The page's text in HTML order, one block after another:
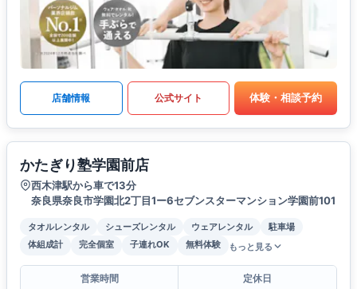
店舗情報 公式サイト 体験・相談予約
かたぎり塾学園前店
西木津駅から車で13分
奈良県奈良市学園北2丁目1ー6セブンスターマンション学園前101
タオルレンタル シューズレンタル ウェアレンタル
駐車場
体組成計
完全個室 子連れOK 無料体験 もっと見る
営業時間
定休日